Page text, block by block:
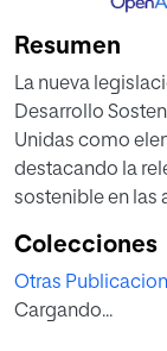
Resumen
La nueva
Desarrollo
Unidas como
destacando la
sostenible en las
principales
ello, el objetivo
evaluar las
Colecciones
Otras
Cargando...